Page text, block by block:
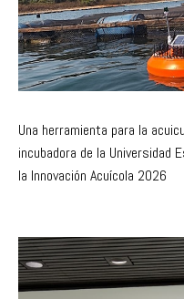
Una herramienta para la
incubadora de la Universidad
la Innovación Acuícola 2026